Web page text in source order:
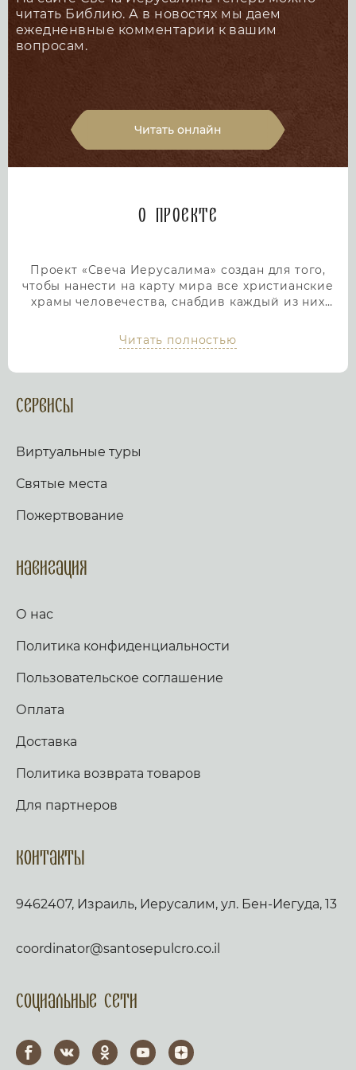
читать Библию. А в новостях мы даем
ежедненвные комментарии к вашим
вопросам.
Читать онлайн
О проекте
Проект «Свеча Иерусалима» создан для того,
чтобы нанести на карту мира все христианские
храмы человечества, снабдив каждый из них
мы дадим людям возможность посетить любой
храм или дольмен не выходя из дома, просто
помощь в возжжения свечей за здравие и
упокой в христианских храмах Иерусалима и
вопросом. Письма помещаются в Стену Плача,
Благодатным огнем.
товаров, освященных на камне Миропомазания.
Читать полностью
Сервисы
Виртуальные туры
Святые места
Пожертвование
Навигация
О нас
Политика конфиденциальности
Пользовательское соглашение
Оплата
Доставка
Политика возврата товаров
Для партнеров
Контакты
9462407, Израиль, Иерусалим, ул. Бен-Иегуда, 13
coordinator@santosepulcro.co.il
Социальные сети